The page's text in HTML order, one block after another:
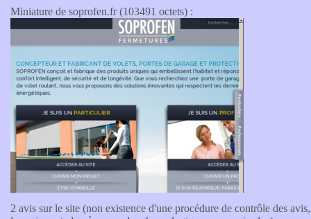
Miniature de soprofen.fr (103491 octets) :
2 avis sur le site (non existence d'une procédure de contrôle des avis,